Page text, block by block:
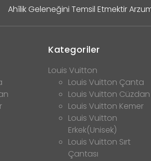
Ahîlik Geleneğini Temsil Etmektir
Kategoriler
Louis Vuitton
Louis Vuitton Çanta
Louis Vuitton Cüzdan
Louis Vuitton Kemer
Louis Vuitton
Erkek(Unisek)
Louis Vuitton Sırt
Çantası